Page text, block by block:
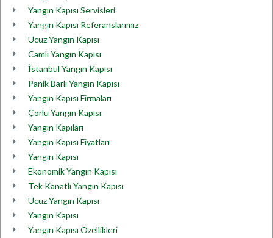
Yangın Kapısı Servisleri
Yangın Kapısı Referanslarımız
Ucuz Yangın Kapısı
Camlı Yangın Kapısı
İstanbul Yangın Kapısı
Panik Barlı Yangın Kapısı
Yangın Kapısı Firmaları
Çorlu Yangın Kapısı
Yangın Kapıları
Yangın Kapısı Fiyatları
Yangın Kapısı
Ekonomik Yangın Kapısı
Tek Kanatlı Yangın Kapısı
Ucuz Yangın Kapısı
Yangın Kapısı
Yangın Kapısı Özellikleri